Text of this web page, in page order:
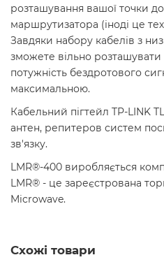
розташування вашої точки
маршрутизатора (іноді це
Завдяки набору кабелів з
зможете вільно
потужність бездротового
максимальною.
Кабельний пігтейл TP-LINK
антен, репитеров систем
зв'язку.
LMR®-400 виробляється
LMR® - це зареєстрована
Microwave.
Схожі товари